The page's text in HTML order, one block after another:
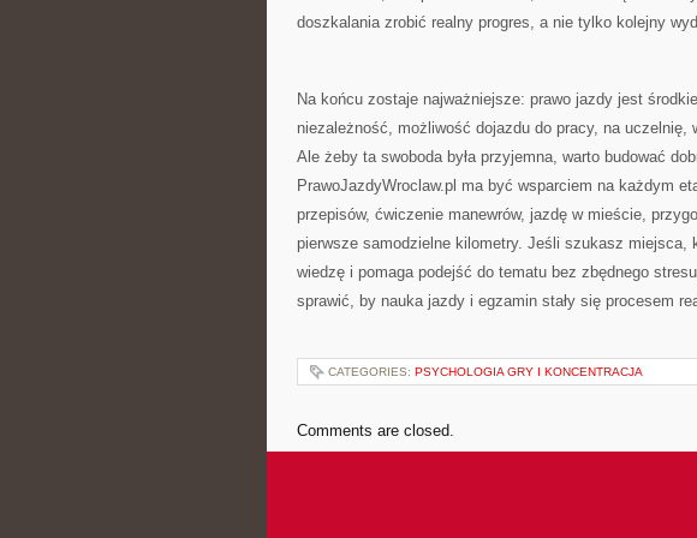
doszkalania zrobić realny progres, a nie tylko kolejny
Na końcu zostaje najważniejsze: prawo jazdy jest
niezależność, możliwość dojazdu do pracy, na uczelnię,
Ale żeby ta swoboda była przyjemna, warto budować
PrawoJazdyWroclaw.pl ma być wsparciem na każdym
przepisów, ćwiczenie manewrów, jazdę w mieście,
pierwsze samodzielne kilometry. Jeśli szukasz miejsca,
wiedzę i pomaga podejść do tematu bez zbędnego
sprawić, by nauka jazdy i egzamin stały się procesem
CATEGORIES: PSYCHOLOGIA GRY I KONCENTRACJA
Comments are closed.